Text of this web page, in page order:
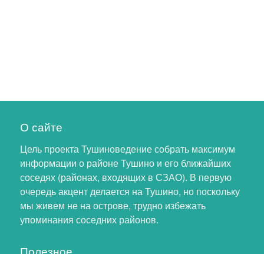
О сайте
Цель проекта Тушиноведение собрать максимум
информации о районе Тушино и его ближайших
соседях (районах, входящих в СЗАО). В первую
очередь акцент делается на Тушино, но поскольку
мы живем не на острове, трудно избежать
упоминания соседних районов.
Полезное